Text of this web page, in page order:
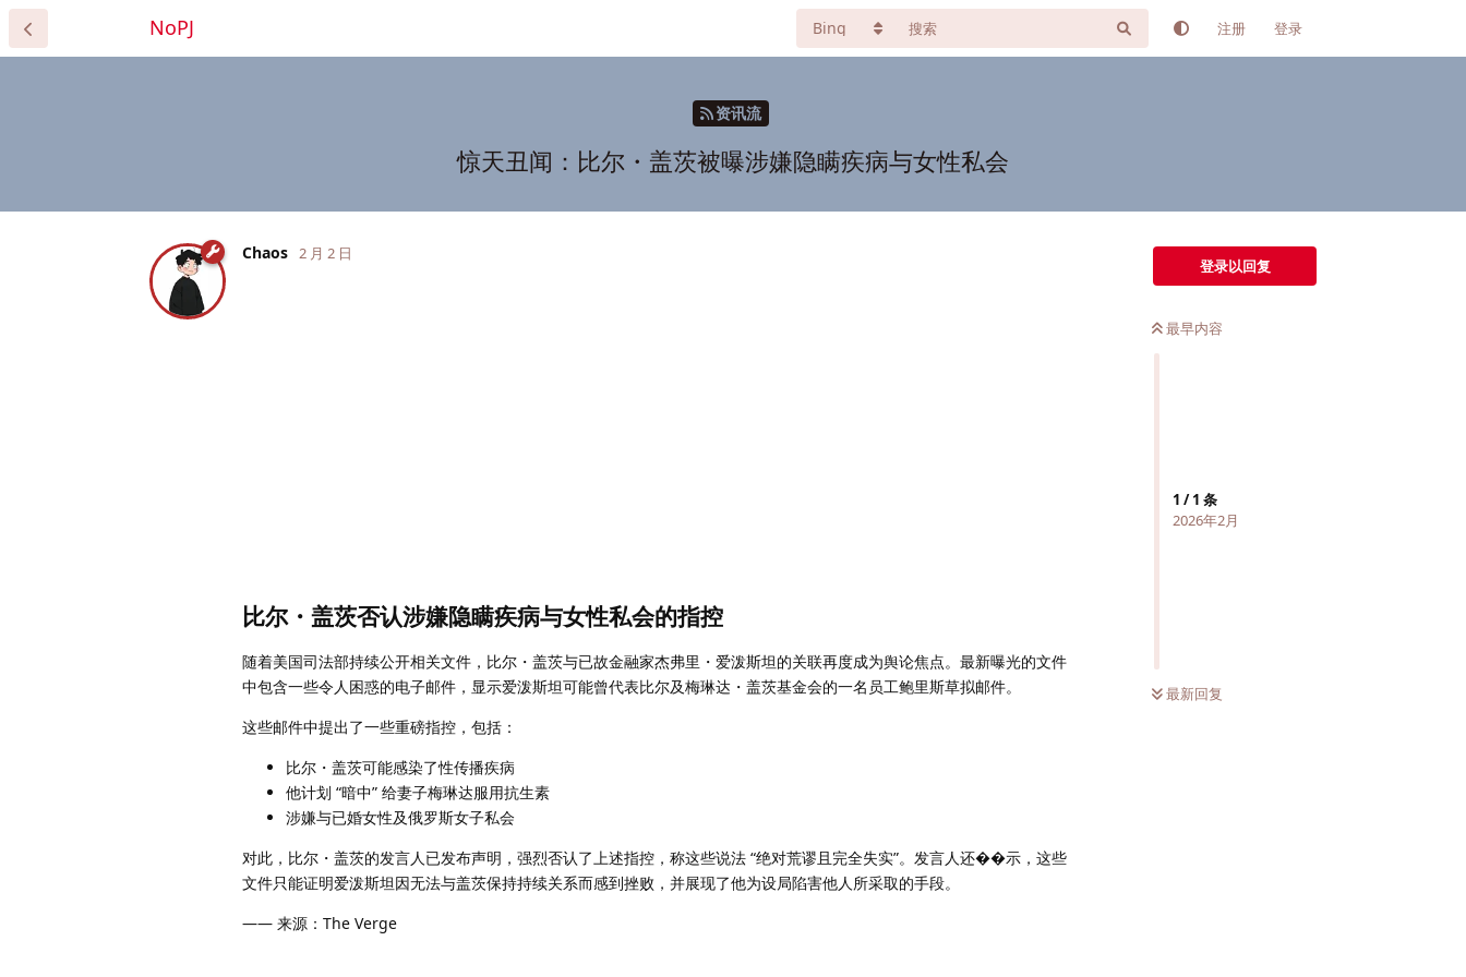
NoPJ 注册 登录
资讯流
惊天丑闻：比尔・盖茨被曝涉嫌隐瞒疾病与女性私会
登录以回复
最早内容
1 /1 条
2026年2月
最新回复
Chaos 2 月 2 日
比尔・盖茨否认涉嫌隐瞒疾病与女性私会的指控
随着美国司法部持续公开相关文件，比尔・盖茨与已故金融家杰弗里・爱泼斯坦的关联再度成为舆论焦点。最新曝光的文件
中包含一些令人困惑的电子邮件，显示爱泼斯坦可能曾代表比尔及梅琳达・盖茨基金会的一名员工鲍里斯草拟邮件。
这些邮件中提出了一些重磅指控，包括：
比尔・盖茨可能感染了性传播疾病
他计划 “暗中” 给妻子梅琳达服用抗生素
涉嫌与已婚女性及俄罗斯女子私会
对此，比尔・盖茨的发言人已发布声明，强烈否认了上述指控，称这些说法 “绝对荒谬且完全失实”。发言人还��示，这些
文件只能证明爱泼斯坦因无法与盖茨保持持续关系而感到挫败，并展现了他为设局陷害他人所采取的手段。
—— 来源：The Verge